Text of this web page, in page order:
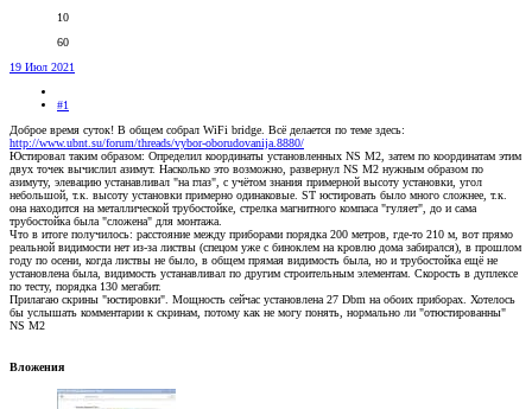
10
60
19 Июл 2021
#1
Доброе время суток! В общем собрал WiFi bridge. Всё делается по теме здесь:
http://www.ubnt.su/forum/threads/vybor-oborudovanija.8880/
Юстировал таким образом: Определил координаты установленных NS M2, затем по координатам этим
двух точек вычислил азимут. Насколько это возможно, развернул NS M2 нужным образом по
азимуту, элевацию устанавливал "на глаз", с учётом знания примерной высоту установки, угол
небольшой, т.к. высоту установки примерно одинаковые. ST юстировать было много сложнее, т.к.
она находится на металлической трубостойке, стрелка магнитного компаса "гуляет", до и сама
трубостойка была "сложена" для монтажа.
Что в итоге получилось: расстояние между приборами порядка 200 метров, где-то 210 м, вот прямо
реальной видимости нет из-за листвы (спецом уже с биноклем на кровлю дома забирался), в прошлом
году по осени, когда листвы не было, в общем прямая видимость была, но и трубостойка ещё не
установлена была, видимость устанавливал по другим строительным элементам. Скорость в дуплексе
по тесту, порядка 130 мегабит.
Прилагаю скрины "юстировки". Мощность сейчас установлена 27 Dbm на обоих приборах. Хотелось
бы услышать комментарии к скринам, потому как не могу понять, нормально ли "отюстированны"
NS M2
Вложения